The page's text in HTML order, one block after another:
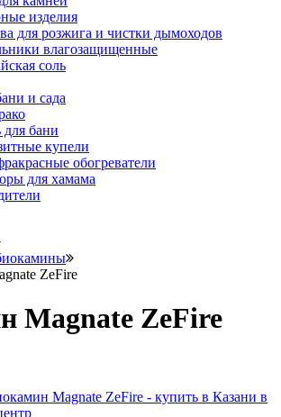
изделия
для розжига и чистки дымоходов
влагозащищенные
соль
и сада
для бани
купели
обогреватели
для хамама
ZeFire
Magnate ZeFire